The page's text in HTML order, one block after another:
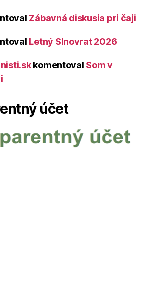
Zábavná diskusia pri čaji
Letný Slnovrat 2026
komentoval Som v
účet